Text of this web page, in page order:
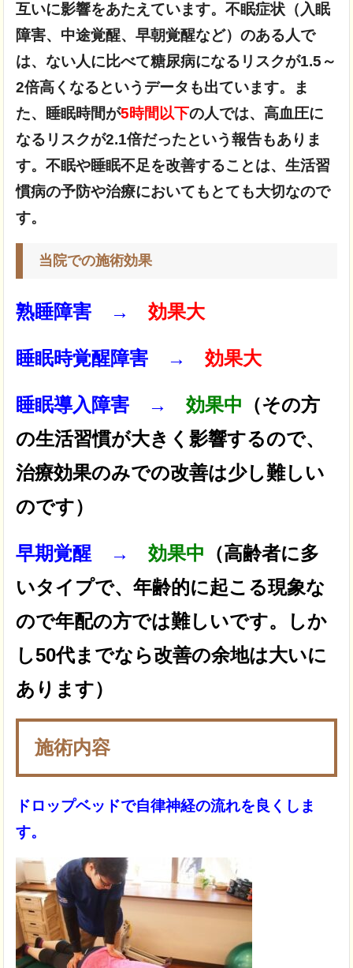
互いに影響をあたえています。不眠症状（入眠
障害、中途覚醒、早朝覚醒など）のある人で
は、ない人に比べて糖尿病になるリスクが1.5～
2倍高くなるというデータも出ています。
ま
た、睡眠時間が5時間以下の人では、高血圧に
なるリスクが2.1倍だったという報告もありま
す。不眠や睡眠不足を改善することは、生活習
慣病の予防や治療においてもとても大切なので
す。
当院での施術効果
熟睡障害 →効果大
睡眠時覚醒障害 →効果大
睡眠導入障害 →効果中 （その方
の生活習慣が大きく影響するので、
治療効果のみでの改善は少し難しい
のです）
早期覚醒 →効果中 （高齢者に多
いタイプで、年齢的に起こる現象な
ので年配の方では難しいです。しか
し50代までなら改善の余地は大いに
あります）
施術内容
ドロップベッドで自律神経の流れを良くしま
す。